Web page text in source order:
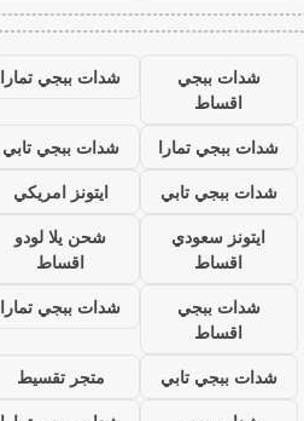
شدات ببجي
اقساط
شدات ببجي تمارا
شدات ببجي تمارا
شدات ببجي تابي
شدات ببجي تابي
ايتونز امريكي
ايتونز سعودي
اقساط
شحن يلا لودو
اقساط
شدات ببجي
اقساط
شدات ببجي تمارا
شدات ببجي تابي
متجر تقسيط